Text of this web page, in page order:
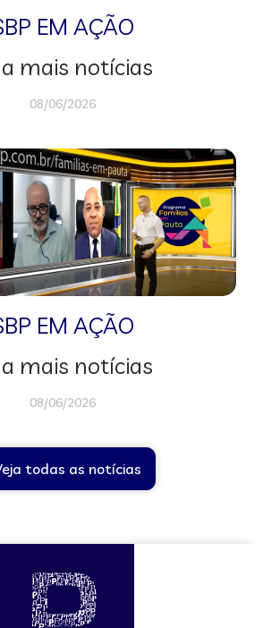
EM AÇÃO
mais notícias
08/06/2026
EM AÇÃO
mais notícias
08/06/2026
todas as notícias